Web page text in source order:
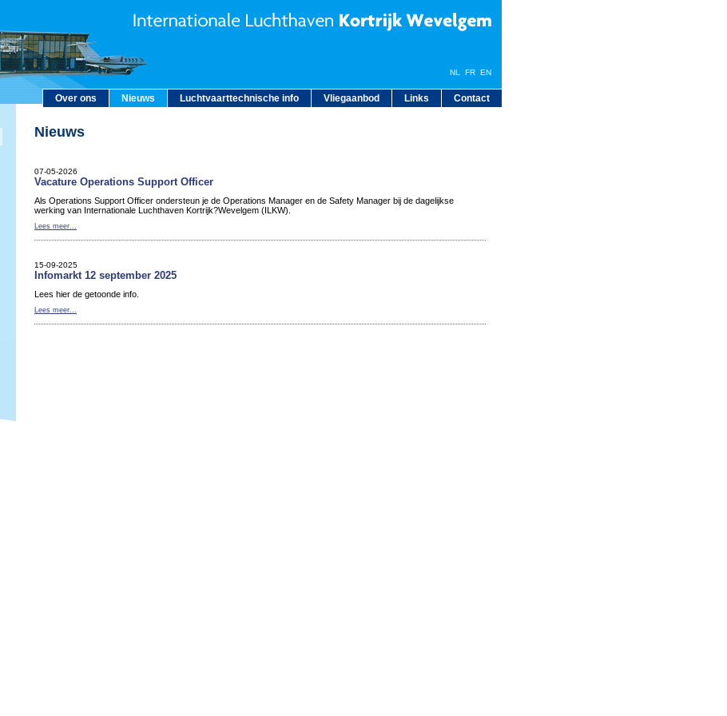
Over ons Nieuws Luchtvaarttechnische info Vliegaanbod Links Contact
NL FR EN
Nieuws
07-05-2026
Vacature Operations Support Officer
Als Operations Support Officer ondersteun je de Operations Manager en de Safety Manager bij de dagelijkse
werking van Internationale Luchthaven Kortrijk?Wevelgem (ILKW).
Lees meer...
15-09-2025
Infomarkt 12 september 2025
Lees hier de getoonde info.
Lees meer...